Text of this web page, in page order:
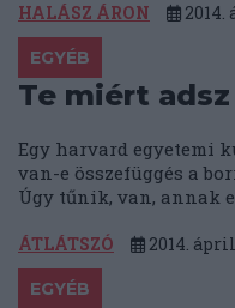
HALÁSZ ÁRON 2014.
EGYÉB
Te miért
Egy harvard egyetemi
van-e összefüggés a
Úgy tűnik, van, annak
ÁTLÁTSZÓ 2014.
EGYÉB